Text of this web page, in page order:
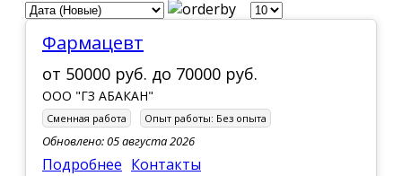
Фармацевт
от 50000 руб. до 70000 руб.
ООО "ГЗ АБАКАН"
Сменная работа Опыт работы: Без опыта
Обновлено: 05 августа 2026
Подробнее Контакты